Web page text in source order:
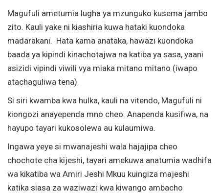
Magufuli ametumia lugha ya mzunguko kusema jambo
zito. Kauli yake ni kiashiria kuwa hataki kuondoka
madarakani. Hata kama anataka, hawazi kuondoka
baada ya kipindi kinachotajwa na katiba ya sasa, yaani
asizidi vipindi viwili vya miaka mitano mitano (iwapo
atachaguliwa tena).
Si siri kwamba kwa hulka, kauli na vitendo, Magufuli ni
kiongozi anayependa mno cheo. Anapenda kusifiwa, na
hayupo tayari kukosolewa au kulaumiwa.
Ingawa yeye si mwanajeshi wala hajajipa cheo
chochote cha kijeshi, tayari amekuwa anatumia wadhifa
wa kikatiba wa Amiri Jeshi Mkuu kuingiza majeshi
katika siasa za waziwazi kwa kiwango ambacho